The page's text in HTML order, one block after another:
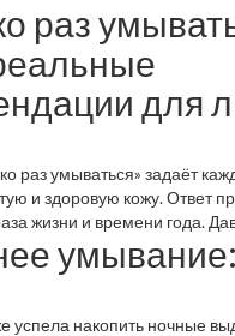
раз
для
раз умываться» задаёт
и здоровую кожу. Ответ
жизни и времени года.
график, чтобы не
успела накопить ночные